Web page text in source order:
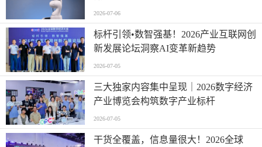
2026-07-06
标杆引领•数智强基！2026产业互联网创
新发展论坛洞察AI变革新趋势
2026-07-05
三大独家内容集中呈现｜2026数字经济
产业博览会构筑数字产业标杆
2026-07-05
干货全覆盖，信息量很大！2026全球